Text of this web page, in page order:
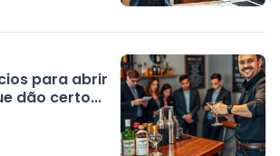
para abrir
dão certo...